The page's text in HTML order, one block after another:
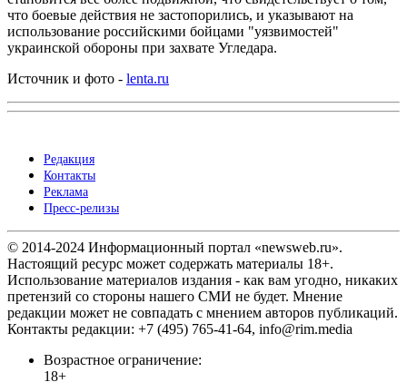
что боевые действия не застопорились, и указывают на
использование российскими бойцами "уязвимостей"
украинской обороны при захвате Угледара.
Источник и фото - lenta.ru
Редакция
Контакты
Реклама
Пресс-релизы
© 2014-2024 Информационный портал «newsweb.ru».
Настоящий ресурс может содержать материалы 18+.
Использование материалов издания - как вам угодно, никаких
претензий со стороны нашего СМИ не будет. Мнение
редакции может не совпадать с мнением авторов публикаций.
Контакты редакции: +7 (495) 765-41-64, info@rim.media
Возрастное ограничение:
18+